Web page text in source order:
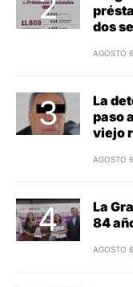
dos
AGOSTO
La
paso
viejo
AGOSTO
La
84
AGOSTO